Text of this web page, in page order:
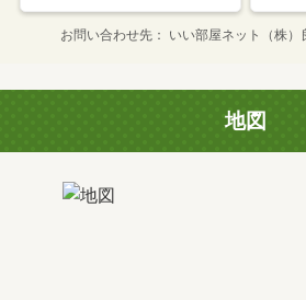
お問い合わせ先 いい部屋ネット（株
地図